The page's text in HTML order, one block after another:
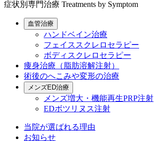
症状別専門治療 Treatments by Symptom
血管治療
ハンドベイン治療
フェイススクレロセラピー
ボディスクレロセラピー
痩身治療（脂肪溶解注射）
術後のへこみや変形の治療
メンズED治療
メンズ増大・機能再生PRP注射
EDボツリヌス注射
当院が選ばれる理由
お知らせ